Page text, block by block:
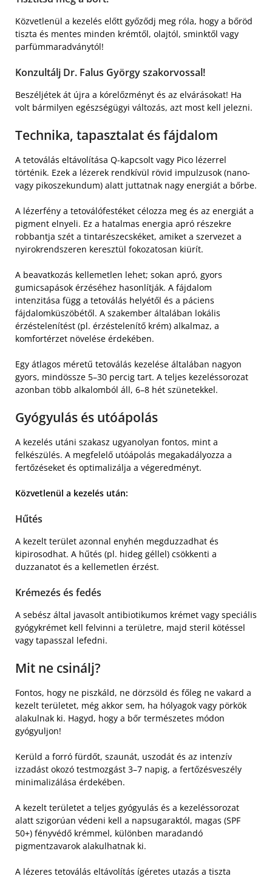
Közvetlenül a kezelés előtt győződj meg róla, hogy a bőröd
tiszta és mentes minden krémtől, olajtól, sminktől vagy
parfümmaradványtól!
Konzultálj Dr. Falus György szakorvossal!
Beszéljétek át újra a kórelőzményt és az elvárásokat! Ha
volt bármilyen egészségügyi változás, azt most kell jelezni.
Technika, tapasztalat és fájdalom
A tetoválás eltávolítása Q-kapcsolt vagy Pico lézerrel
történik. Ezek a lézerek rendkívül rövid impulzusok (nano-
vagy pikoszekundum) alatt juttatnak nagy energiát a bőrbe.
A lézerfény a tetoválófestéket célozza meg és az energiát a
pigment elnyeli. Ez a hatalmas energia apró részekre
robbantja szét a tintarészecskéket, amiket a szervezet a
nyirokrendszeren keresztül fokozatosan kiürít.
A beavatkozás kellemetlen lehet; sokan apró, gyors
gumicsapások érzéséhez hasonlítják. A fájdalom
intenzitása függ a tetoválás helyétől és a páciens
fájdalomküszöbétől. A szakember általában lokális
érzéstelenítést (pl. érzéstelenítő krém) alkalmaz, a
komfortérzet növelése érdekében.
Egy átlagos méretű tetoválás kezelése általában nagyon
gyors, mindössze 5–30 percig tart. A teljes kezeléssorozat
azonban több alkalomból áll, 6–8 hét szünetekkel.
Gyógyulás és utóápolás
A kezelés utáni szakasz ugyanolyan fontos, mint a
felkészülés. A megfelelő utóápolás megakadályozza a
fertőzéseket és optimalizálja a végeredményt.
Közvetlenül a kezelés után:
Hűtés
A kezelt terület azonnal enyhén megduzzadhat és
kipirosodhat. A hűtés (pl. hideg géllel) csökkenti a
duzzanatot és a kellemetlen érzést.
Krémezés és fedés
A sebész által javasolt antibiotikumos krémet vagy speciális
gyógykrémet kell felvinni a területre, majd steril kötéssel
vagy tapasszal lefedni.
Mit ne csinálj?
Fontos, hogy ne piszkáld, ne dörzsöld és főleg ne vakard a
kezelt területet, még akkor sem, ha hólyagok vagy pörkök
alakulnak ki. Hagyd, hogy a bőr természetes módon
gyógyuljon!
Kerüld a forró fürdőt, szaunát, uszodát és az intenzív
izzadást okozó testmozgást 3–7 napig, a fertőzésveszély
minimalizálása érdekében.
A kezelt területet a teljes gyógyulás és a kezeléssorozat
alatt szigorúan védeni kell a napsugaraktól, magas (SPF
50+) fényvédő krémmel, különben maradandó
pigmentzavarok alakulhatnak ki.
A lézeres tetoválás eltávolítás ígéretes utazás a tiszta